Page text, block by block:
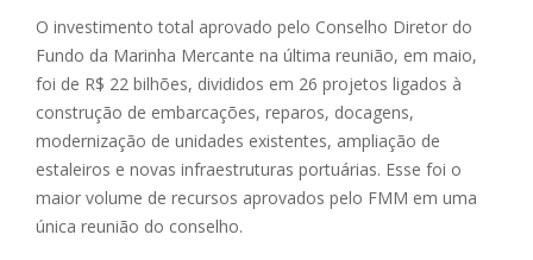
O investimento total aprovado pelo Conselho Diretor do
Fundo da Marinha Mercante na última reunião, em maio,
foi de R$ 22 bilhões, divididos em 26 projetos ligados à
construção de embarcações, reparos, docagens,
modernização de unidades existentes, ampliação de
estaleiros e novas infraestruturas portuárias. Esse foi o
maior volume de recursos aprovados pelo FMM em uma
única reunião do conselho.